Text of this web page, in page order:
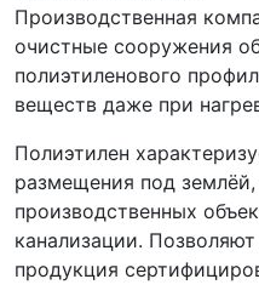
Производственная
очистные сооружения
полиэтиленового
веществ даже при
Полиэтилен
размещения под
производственных
канализации.
продукция